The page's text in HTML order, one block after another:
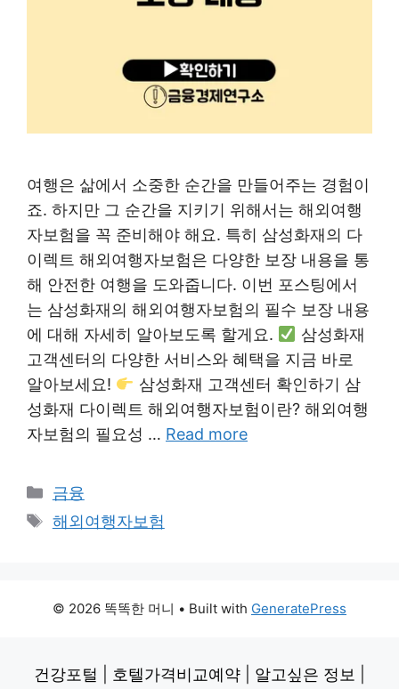
여행은 삶에서 소중한 순간을 만들어주는 경험이
죠. 하지만 그 순간을 지키기 위해서는 해외여행
자보험을 꼭 준비해야 해요. 특히 삼성화재의 다
이렉트 해외여행자보험은 다양한 보장 내용을 통
해 안전한 여행을 도와줍니다. 이번 포스팅에서
는 삼성화재의 해외여행자보험의 필수 보장 내용
에 대해 자세히 알아보도록 할게요.
삼성화재
고객센터의 다양한 서비스와 혜택을 지금 바로
알아보세요!
삼성화재 고객센터 확인하기 삼
성화재 다이렉트 해외여행자보험이란? 해외여행
자보험의 필요성 … Read more
Categories
금융
Tags
해외여행자보험
© 2026 똑똑한 머니 • Built with GeneratePress
건강포털 호텔가격비교예약 알고싶은 정보